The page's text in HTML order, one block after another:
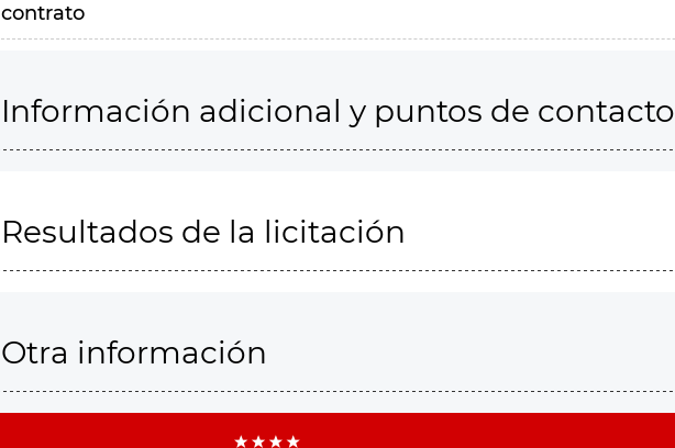
contrato
Información adicional y puntos de contacto
Resultados de la licitación
Otra información